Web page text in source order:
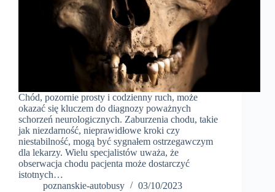
Chód, pozornie prosty i codzienny ruch, może
okazać się kluczem do diagnozy poważnych
schorzeń neurologicznych. Zaburzenia chodu, takie
jak niezdarność, nieprawidłowe kroki czy
niestabilność, mogą być sygnałem ostrzegawczym
dla lekarzy. Wielu specjalistów uważa, że
obserwacja chodu pacjenta może dostarczyć
istotnych…
poznanskie-autobusy
03/10/2023